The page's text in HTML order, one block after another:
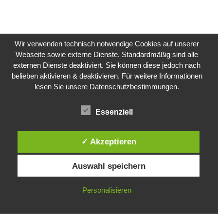
Wir verwenden technisch notwendige Cookies auf unserer
Webseite sowie externe Dienste. Standardmäßig sind alle
externen Dienste deaktiviert. Sie können diese jedoch nach
belieben aktivieren & deaktivieren. Für weitere Informationen
lesen Sie unsere Datenschutzbestimmungen.
Essenziell
✓ Akzeptieren
Auswahl speichern
Personalisieren